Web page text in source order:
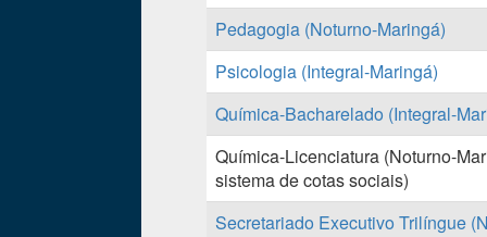
Pedagogia (Noturno-Maringá)
Psicologia (Integral-Maringá)
Química-Bacharelado (Integral-
Química-Licenciatura (Noturno-
sistema de cotas sociais)
Secretariado Executivo Trilíngue